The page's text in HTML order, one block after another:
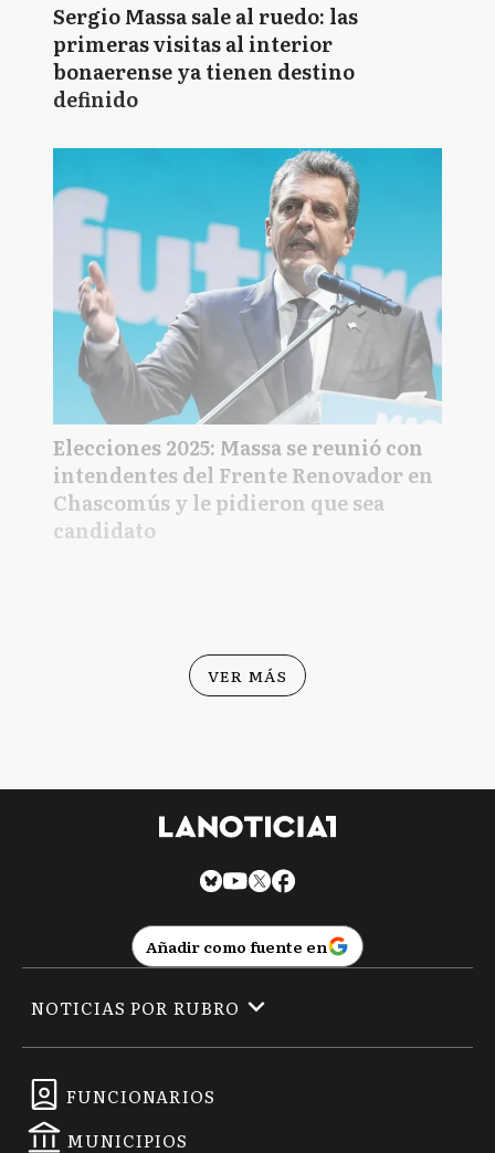
Sergio Massa sale al ruedo: las
primeras visitas al interior
bonaerense ya tienen destino
definido
Elecciones 2025: Massa se reunió con
intendentes del Frente Renovador en
Chascomús y le pidieron que sea
candidato
VER MÁS
Añadir como fuente en
FUNCIONARIOS
MUNICIPIOS
NOTICIAS POR RUBRO